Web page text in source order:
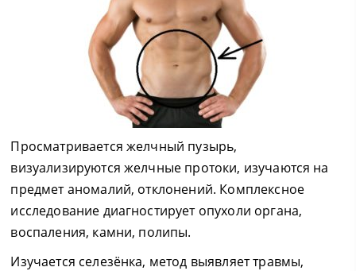
Просматривается желчный пузырь,
визуализируются желчные протоки, изучаются на
предмет аномалий, отклонений. Комплексное
исследование диагностирует опухоли органа,
воспаления, камни, полипы.
Изучается селезёнка, метод выявляет травмы,